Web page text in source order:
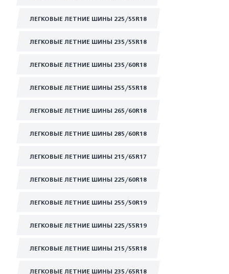
ЛЕГКОВЫЕ ЛЕТНИЕ ШИНЫ 225/55R18
ЛЕГКОВЫЕ ЛЕТНИЕ ШИНЫ 235/55R18
ЛЕГКОВЫЕ ЛЕТНИЕ ШИНЫ 235/60R18
ЛЕГКОВЫЕ ЛЕТНИЕ ШИНЫ 255/55R18
ЛЕГКОВЫЕ ЛЕТНИЕ ШИНЫ 265/60R18
ЛЕГКОВЫЕ ЛЕТНИЕ ШИНЫ 285/60R18
ЛЕГКОВЫЕ ЛЕТНИЕ ШИНЫ 215/65R17
ЛЕГКОВЫЕ ЛЕТНИЕ ШИНЫ 225/60R18
ЛЕГКОВЫЕ ЛЕТНИЕ ШИНЫ 255/50R19
ЛЕГКОВЫЕ ЛЕТНИЕ ШИНЫ 225/55R19
ЛЕГКОВЫЕ ЛЕТНИЕ ШИНЫ 215/55R18
ЛЕГКОВЫЕ ЛЕТНИЕ ШИНЫ 235/65R18